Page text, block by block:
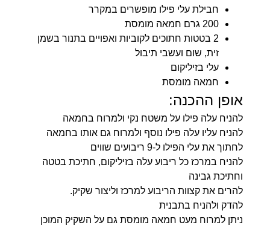
חבילת עלי פילו מופשרים במקרר
200 גרם חמאה מומסת
2 בטטות חתוכים לקוביות ואפויים בתנור בשמן
זית, שום ועשבי תיבול
עלי בזיליקום
חמאה מומסת
אופן ההכנה:
להניח עלה פילו על משטח נקי ולמרוח בחמאה
להניח עליו עלה פילו נוסף ולמרוח גם אותו בחמאה
לחתוך את עלי הפילו ל-9 ריבועים שווים
להניח במרכז כל ריבוע עלה בזיליקום, חתיכת בטטה
וחתיכת גבינה
להרים את קצוות הריבוע למרכז וליצור שקיק.
להדק ולהניח בתבנית
ניתן למרוח מעט חמאה מומסת גם על השקיק המוכן